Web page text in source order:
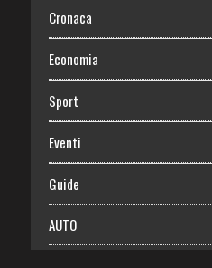
Cronaca
Economia
Sport
Eventi
Guide
AUTO